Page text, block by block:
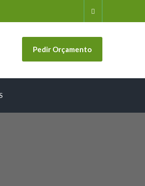
Pedir Orçamento